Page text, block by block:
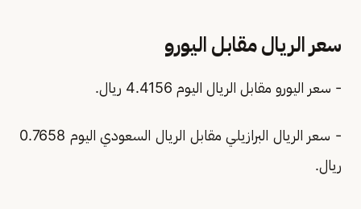
سعر الريال مقابل اليورو
- سعر اليورو مقابل الريال اليوم 4.4156 ريال.
- سعر الريال البرازيلي مقابل الريال السعودي اليوم 0.7658
ريال.